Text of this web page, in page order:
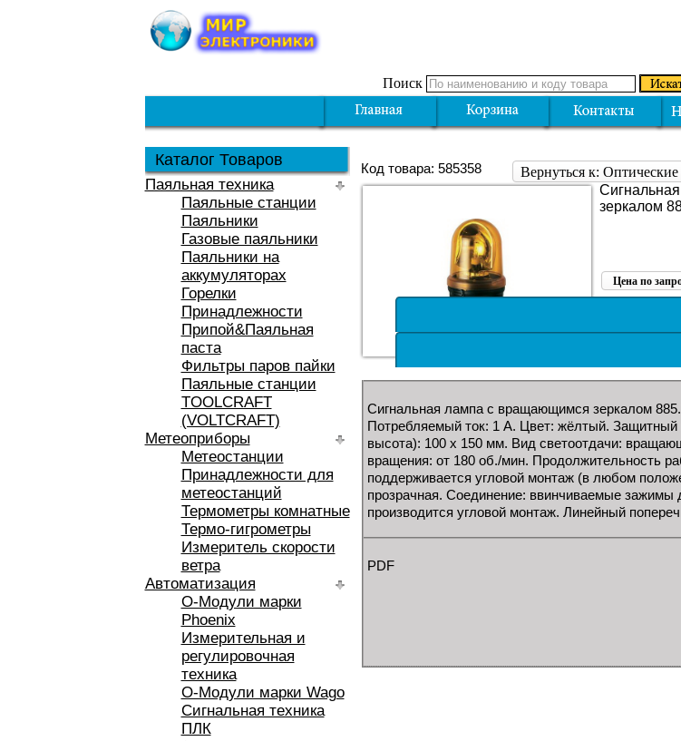
Поиск
Каталог Товаров
Паяльная техника
Паяльные станции
Паяльники
Газовые паяльники
Паяльники на
аккумуляторах
Горелки
Принадлежности
Припой&Паяльная
паста
Фильтры паров пайки
Паяльные станции
TOOLCRAFT
(VOLTCRAFT)
Метеоприборы
Метеостанции
Принадлежности для
метеостанций
Термометры комнатные
Термо-гигрометры
Измеритель скорости
ветра
Автоматизация
O-Модули марки
Phoenix
Измерительная и
регулировочная
техника
O-Модули марки Wago
Сигнальная техника
ПЛК
Вернуться к:
Код товара: 585358
зеркалом
Цена по
Cигнальная лампа с вращающимся зеркалом
Потребляемый ток: 1 А. Цвет: жёлтый.
высота): 100 x 150 мм. Вид светоотдачи:
вращения: от 180 об./мин. Продолжительность
поддерживается угловой монтаж (в любом
прозрачная. Соединение: ввинчиваемые зажимы
производится угловой монтаж. Линейный
PDF